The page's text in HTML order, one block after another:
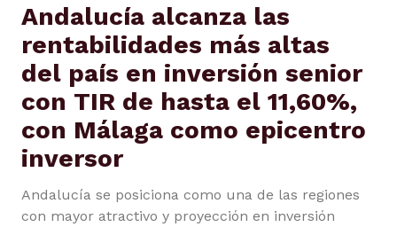
Andalucía alcanza las
rentabilidades más altas
del país en inversión senior
con TIR de hasta el 11,60%,
con Málaga como epicentro
inversor
Andalucía se posiciona como una de las regiones
con mayor atractivo y proyección en inversión